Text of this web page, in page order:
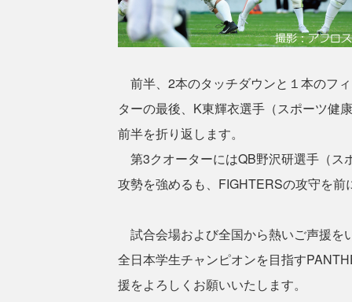
前半、2本のタッチダウンと１本のフ
ターの最後、K東輝衣選手（スポーツ健
前半を折り返します。
第3クオーターにはQB野沢研選手（ス
攻勢を強めるも、FIGHTERSの攻守を前
試合会場および全国から熱いご声援を
全日本学生チャンピオンを目指す
援をよろしくお願いいたします。